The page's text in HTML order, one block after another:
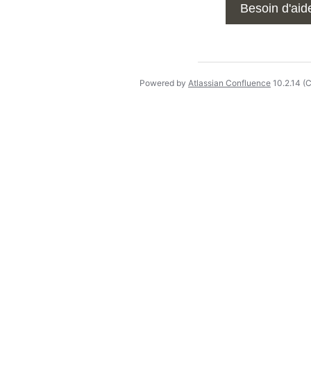
Besoin
Powered by Atlassian Confluence 10.2.14